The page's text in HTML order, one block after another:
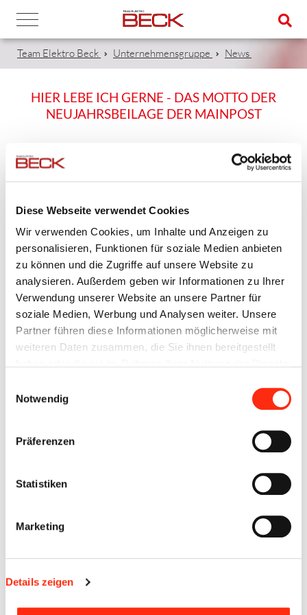
Diese Webseite verwendet Cookies
Wir verwenden Cookies, um Inhalte und Anzeigen zu
personalisieren, Funktionen für soziale Medien anbieten
zu können und die Zugriffe auf unsere Website zu
analysieren. Außerdem geben wir Informationen zu Ihrer
Verwendung unserer Website an unsere Partner für
soziale Medien, Werbung und Analysen weiter. Unsere
Partner führen diese Informationen möglicherweise mit
weiteren Daten zusammen, die Sie ihnen bereitgestellt
Notwendig
Präferenzen
Statistiken
Marketing
Details zeigen
Team Elektro Beck Unternehmensgruppe News
HIER LEBE ICH GERNE - DAS MOTTO DER
NEUJAHRSBEILAGE DER MAINPOST
"Hier lebe ich gerne..." erschienen, siehe Seite 3.
Das Motto passt gut zu unserem 70-jährigen Firmenjubiliäum
und dem klaren Bekenntnis zur Heimat, zu den Wurzeln der
Firma Beck und der Region Mainfranken. Danke an die beiden
Kollegen Peter Trappschuh und Abdullah Gidengil (beide Beck
Elektrotechnik) für das Zitat.